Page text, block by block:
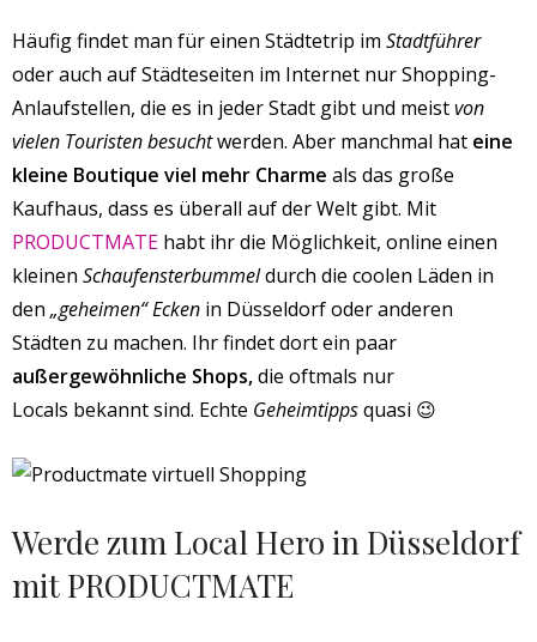
Häufig findet man für einen Städtetrip im Stadtführer
oder auch auf Städteseiten im Internet nur Shopping-
Anlaufstellen, die es in jeder Stadt gibt und meistvon
vielen Touristen besuchtwerden. Aber manchmal hat eine
kleine Boutique viel mehr Charme als das große
Kaufhaus, dass es überall auf der Welt gibt. Mit
PRODUCTMATE habt ihr die Möglichkeit, online einen
kleinen Schaufensterbummeldurch die coolen Läden in
den „geheimen“ Ecken in Düsseldorf oder anderen
Städten zu machen. Ihr findet dort ein paar
außergewöhnliche Shops,die oftmals nur
Locals bekannt sind. Echte Geheimtippsquasi 😉
Werde zum Local Hero in Düsseldorf
mit PRODUCTMATE